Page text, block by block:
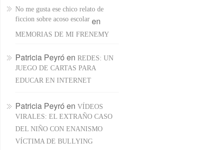
No me gusta ese chico relato de
ficcion sobre acoso escolaren
MEMORIAS DE MI FRENEMY
Patricia Peyró en REDES: UN
JUEGO DE CARTAS PARA
EDUCAR EN INTERNET
Patricia Peyró en VÍDEOS
VIRALES: EL EXTRAÑO CASO
DEL NIÑO CON ENANISMO
VÍCTIMA DE BULLYING